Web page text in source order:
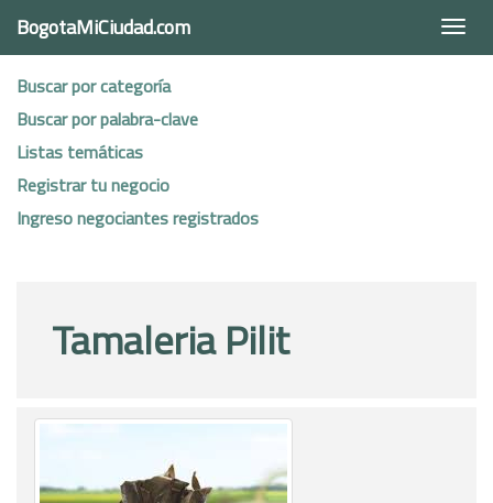
BogotaMiCiudad.com
Buscar por categoría
Buscar por palabra-clave
Listas temáticas
Registrar tu negocio
Ingreso negociantes registrados
Tamaleria Pilit